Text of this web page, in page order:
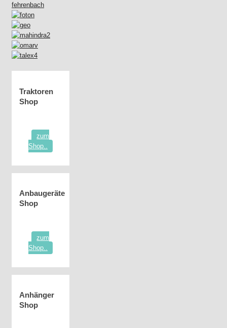
Traktoren
Shop
zum
Shop..
Anbaugeräte
Shop
zum
Shop..
Anhänger
Shop